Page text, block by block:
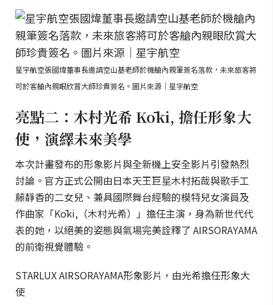
星宇航空張國煒董事長邀請空山基老師於機艙內親筆簽名落款，未來旅客將
可於客艙內親眼欣賞大師珍貴簽名。圖片來源｜星宇航空
亮點二：木村光希 Kōki, 擔任形象大
使，演繹未來美學
本次計畫發布的形象影片與全新機上安全影片引發熱烈
討論。官方正式公開由日本天王巨星木村拓哉與歌手工
藤靜香的二女兒、兼具國際舞台經驗的模特兒女演員及
作曲家「Kōki,（木村光希）」擔任主演，身為新世代代
表的她，以絕美的姿態與氣場完美詮釋了 AIRSORAYAMA
的前衛視覺體驗。
STARLUX AIRSORAYAMA形象影片，由光希擔任形象大
使